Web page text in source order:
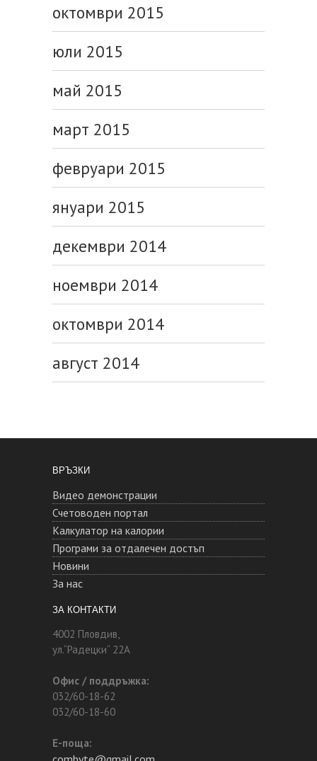
октомври 2015
юли 2015
май 2015
март 2015
февруари 2015
януари 2015
декември 2014
ноември 2014
октомври 2014
август 2014
ВРЪЗКИ
Видео демонстрации
Счетоводен портал
Калкулатор на калории
Програми за отдалечен достъп
Новини
За нас
ЗА КОНТАКТИ
4002 Пловдив,
ул.“Радецки“ 22А
Офис / поддръжка:
032/60-18-62
032/60-18-60
Е-поща: